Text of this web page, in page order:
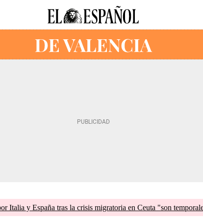
Italia y España tras la crisis migratoria en Ceuta "son